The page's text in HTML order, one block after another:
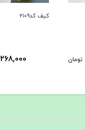
تومان
کیف کد۲۱۰۹
268,000